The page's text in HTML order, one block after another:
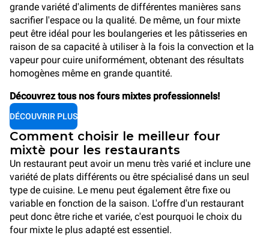
grande variété d'aliments de différentes manières sans
sacrifier l'espace ou la qualité. De même, un four mixte
peut être idéal pour les boulangeries et les pâtisseries en
raison de sa capacité à utiliser à la fois la convection et la
vapeur pour cuire uniformément, obtenant des résultats
homogènes même en grande quantité.
Découvrez tous nos fours mixtes professionnels!
DÉCOUVRIR PLUS
Comment choisir le meilleur four
mixtè pour les restaurants
Un restaurant peut avoir un menu très varié et inclure une
variété de plats différents ou être spécialisé dans un seul
type de cuisine. Le menu peut également être fixe ou
variable en fonction de la saison. L'offre d'un restaurant
peut donc être riche et variée, c'est pourquoi le choix du
four mixte le plus adapté est essentiel.